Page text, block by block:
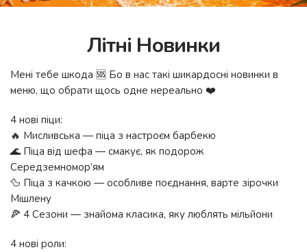
Літні Новинки
Мені тебе шкода 🆘 Бо в нас такі шикардосні новинки в
меню, що обрати щось одне нереально ❤️
4 нові піци:
🔥 Мисливська — піца з настроєм барбекю
🌊 Піца від шефа — смакує, як подорож
Середземномор’ям
🦆 Піца з качкою — особливе поєднання, варте зірочки
Мішлену
🍕 4 Сезони — знайома класика, яку люблять мільйони
4 нові роли: